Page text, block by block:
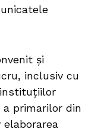
și
inclusiv cu
a primarilor din
elaborarea